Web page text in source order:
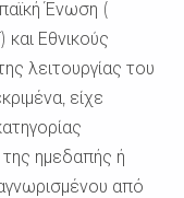
Ένωση (
Εθνικούς
λειτουργίας του
είχε
ημεδαπής ή
από